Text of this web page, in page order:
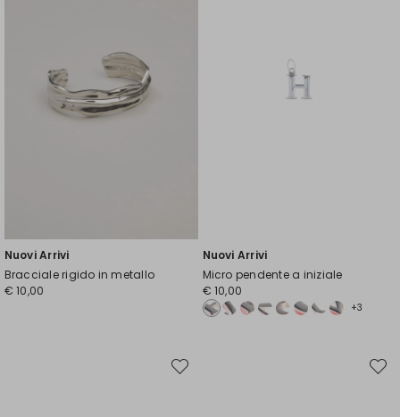
Nuovi Arrivi
Bracciale rigido in metallo
€ 10,00
Nuovi Arrivi
Micro pendente a iniziale
€ 10,00
+3
Sposta